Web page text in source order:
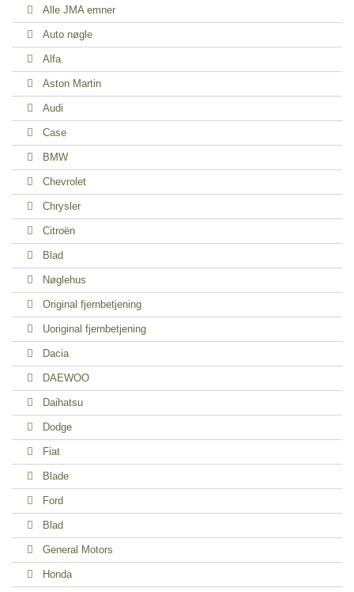
Alle JMA emner
Auto nøgle
Alfa
Aston Martin
Audi
Case
BMW
Chevrolet
Chrysler
Citroën
Blad
Nøglehus
Original fjernbetjening
Uoriginal fjernbetjening
Dacia
DAEWOO
Daihatsu
Dodge
Fiat
Blade
Ford
Blad
General Motors
Honda